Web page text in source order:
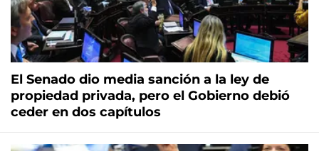
El Senado dio media sanción a la ley de
propiedad privada, pero el Gobierno debió
ceder en dos capítulos